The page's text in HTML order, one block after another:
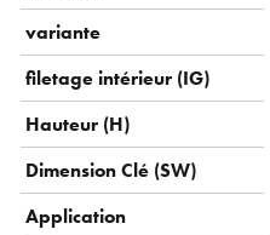
variante
filetage intérieur (IG)
Hauteur (H)
Dimension Clé (SW)
Application